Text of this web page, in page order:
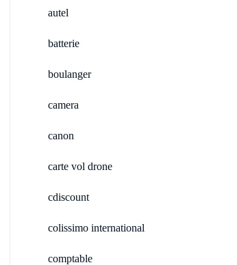
autel
batterie
boulanger
camera
canon
carte vol drone
cdiscount
colissimo international
comptable